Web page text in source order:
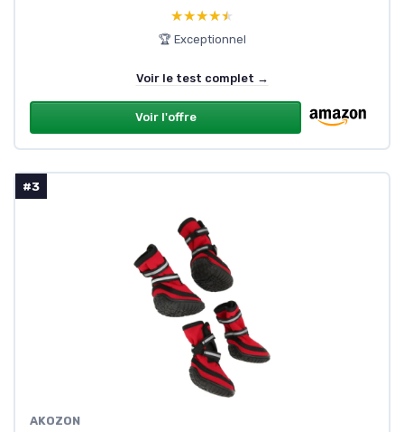
★★★★★
★★★★★
🏆 Exceptionnel
Voir le test complet →
Voir l'offre
#3
AKOZON